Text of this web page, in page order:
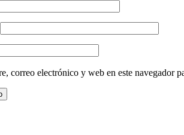
correo electrónico y web en este navegador